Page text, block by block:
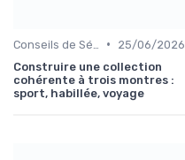
•
25/06/2026
Construire une collection
cohérente à trois montres :
sport, habillée, voyage